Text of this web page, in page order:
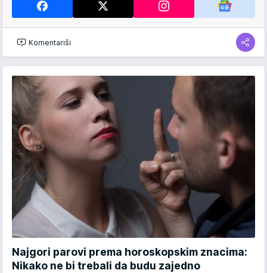
Komentariši
Najgori parovi prema horoskopskim znacima:
Nikako ne bi trebali da budu zajedno